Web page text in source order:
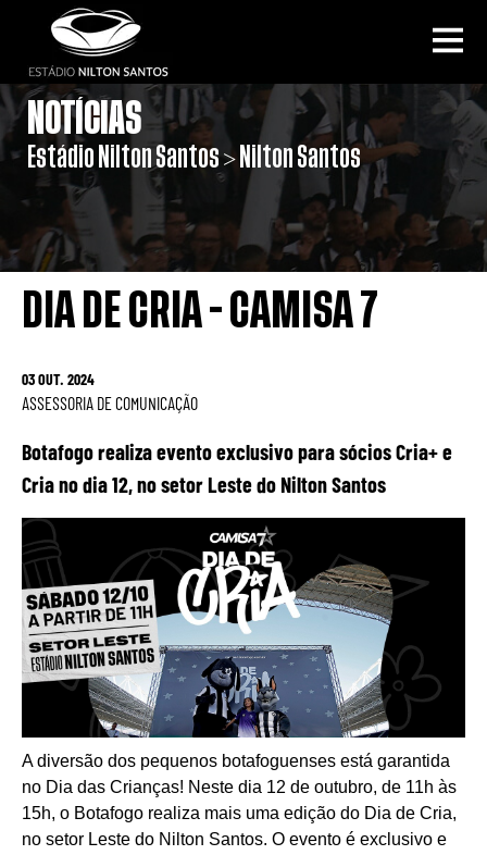
NOTÍCIAS
Estádio Nilton Santos > Nilton Santos
DIA DE CRIA - CAMISA 7
03 OUT. 2024
ASSESSORIA DE COMUNICAÇÃO
Botafogo realiza evento exclusivo para sócios Cria+ e
Cria no dia 12, no setor Leste do Nilton Santos
A diversão dos pequenos botafoguenses está garantida
no Dia das Crianças! Neste dia 12 de outubro, de 11h às
15h, o Botafogo realiza mais uma edição do Dia de Cria,
no setor Leste do Nilton Santos. O evento é exclusivo e